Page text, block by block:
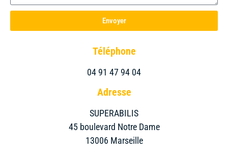
Envoyer
Téléphone
04 91 47 94 04
Adresse
SUPERABILIS
45 boulevard Notre Dame
13006 Marseille